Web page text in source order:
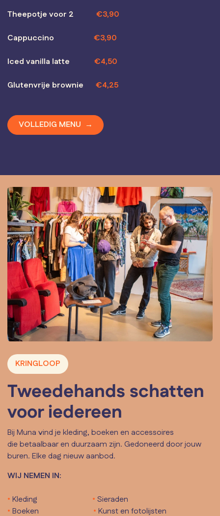
Theepotje voor 2 €3,90
Cappuccino ​€3,90
Iced vanilla latte €4,50
Glutenvrije brownie €4,25
VOLLEDIG MENU →
KRINGLOOP
Tweedehands schatten
voor iedereen
Bij Muna vind je kleding, boeken en accessoires
die betaalbaar en duurzaam zijn. Gedoneerd door jouw
buren. Elke dag nieuw aanbod.
WIJ NEMEN IN:
• Kleding •Sieraden
• Boeken •Kunst en fotolijsten